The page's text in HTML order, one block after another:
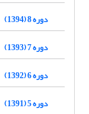
دوره 8 (1394)
دوره 7 (1393)
دوره 6 (1392)
دوره 5 (1391)